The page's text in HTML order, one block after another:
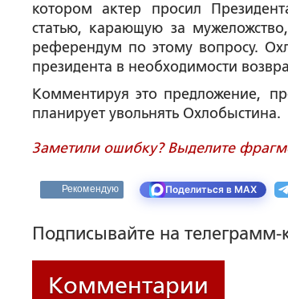
котором актер просил
статью, карающую за
референдум по этому вопросу.
президента в необходимости
Комментируя это предложение,
планирует увольнять Охлобыстина.
Заметили ошибку? Выделите
Рекомендую Поделиться в MAX
Подписывайте на телеграмм-
Комментарии